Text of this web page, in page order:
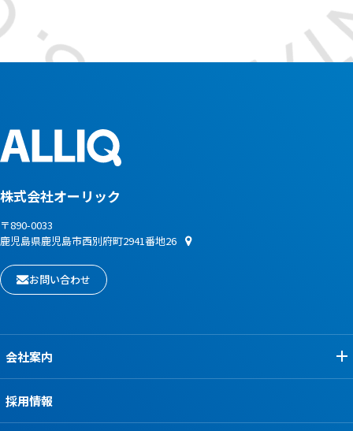
株式会社オーリック
〒890-0033
鹿児島県鹿児島市西別府町2941番地26
お問い合わせ
会社案内
採用情報